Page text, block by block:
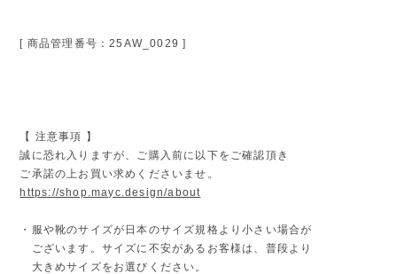
[ 商品管理番号：25AW_0029 ]
【 注意事項 】
誠に恐れ入りますが、ご購入前に以下をご確認頂き
ご承諾の上お買い求めくださいませ。
https://shop.mayc.design/about
・服や靴のサイズが日本のサイズ規格より小さい場合が
ございます。サイズに不安があるお客様は、普段より
大きめサイズをお選びください。